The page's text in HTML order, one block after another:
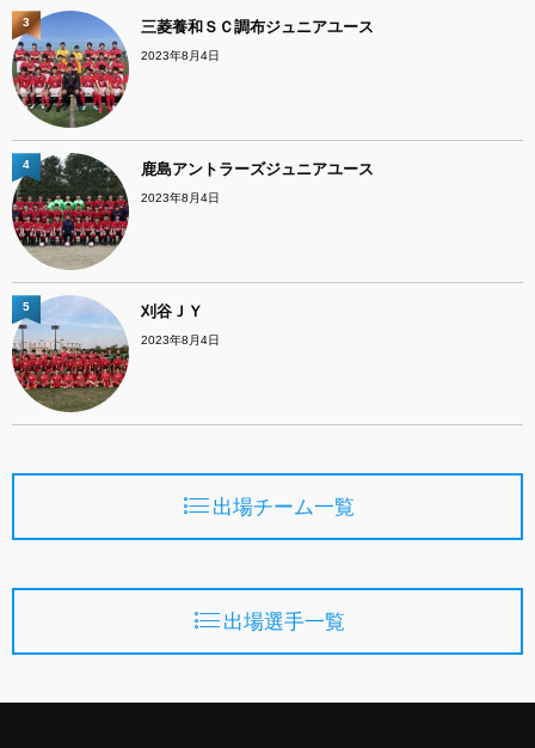
三菱養和ＳＣ調布ジュニアユース
2023年8月4日
3
鹿島アントラーズジュニアユース
2023年8月4日
4
刈谷ＪＹ
2023年8月4日
5
出場チーム一覧
出場選手一覧